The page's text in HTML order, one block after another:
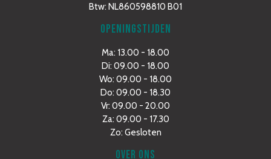
Btw: NL860598810 B01
OPENINGSTIJDEN
Ma: 13.00 - 18.00
Di: 09.00 - 18.00
Wo: 09.00 - 18.00
Do: 09.00 - 18.30
Vr: 09.00 - 20.00
Za: 09.00 - 17.30
Zo: Gesloten
OVER ONS